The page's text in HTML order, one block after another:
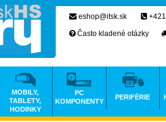
eshop@itsk.sk
Často kladené otázky
MOBILY,
TABLETY,
HODINKY
PC
KOMPONENTY
PERIFÉRIE